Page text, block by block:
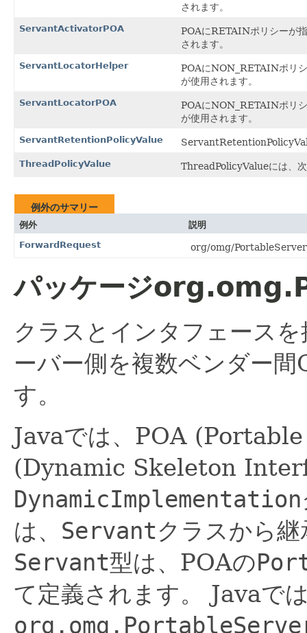
されます。
ServantActivatorPOA
POAにRETAINポリシーが
されます。
ServantLocatorHelper
POAにNON_RETAINポリ
が使用されます。
ServantLocatorPOA
POAにNON_RETAINポリ
が使用されます。
ServantRetentionPolicyValue
ThreadPolicyValue ThreadPolicyValueには、
例外のサマリー
例外
説明
ForwardRequest
org/omg/
パッケージ
クラスとインタフェース
ーバー側を複数ベンダー
す。
Javaでは、POA
(Dynamic Skeleton
DynamicImplementation
は、 Servantクラスから
Servant型は、POAの
て定義されます。
Javaで